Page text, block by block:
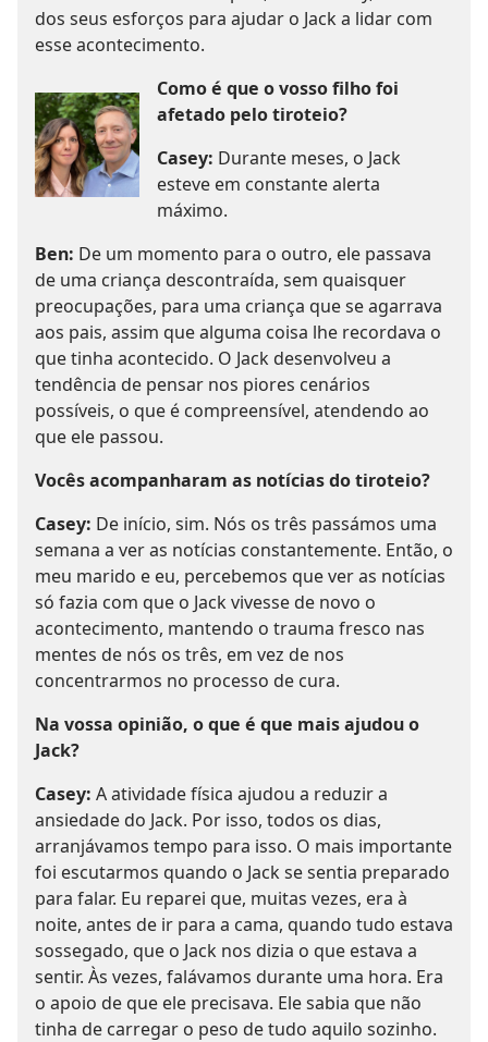
dos seus esforços para ajudar o Jack a lidar com
esse acontecimento.
Como é que o vosso filho foi
afetado pelo tiroteio?
Casey: Durante meses, o Jack
esteve em constante alerta
máximo.
Ben: De um momento para o outro, ele passava
de uma criança descontraída, sem quaisquer
preocupações, para uma criança que se agarrava
aos pais, assim que alguma coisa lhe recordava o
que tinha acontecido. O Jack desenvolveu a
tendência de pensar nos piores cenários
possíveis, o que é compreensível, atendendo ao
que ele passou.
Vocês acompanharam as notícias do tiroteio?
Casey: De início, sim. Nós os três passámos uma
semana a ver as notícias constantemente. Então, o
meu marido e eu, percebemos que ver as notícias
só fazia com que o Jack vivesse de novo o
acontecimento, mantendo o trauma fresco nas
mentes de nós os três, em vez de nos
concentrarmos no processo de cura.
Na vossa opinião, o que é que mais ajudou o
Jack?
Casey: A atividade física ajudou a reduzir a
ansiedade do Jack. Por isso, todos os dias,
arranjávamos tempo para isso. O mais importante
foi escutarmos quando o Jack se sentia preparado
para falar. Eu reparei que, muitas vezes, era à
noite, antes de ir para a cama, quando tudo estava
sossegado, que o Jack nos dizia o que estava a
sentir. Às vezes, falávamos durante uma hora. Era
o apoio de que ele precisava. Ele sabia que não
tinha de carregar o peso de tudo aquilo sozinho.